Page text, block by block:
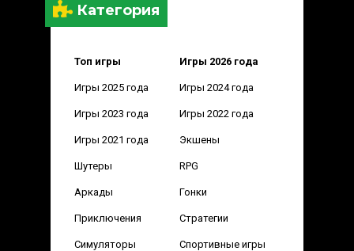
Категория
Топ игры Игры 2026 года
Игры 2025 года Игры 2024 года
Игры 2023 года Игры 2022 года
Игры 2021 года Экшены
Шутеры RPG
Аркады Гонки
Приключения Стратегии
Симуляторы Спортивные игры